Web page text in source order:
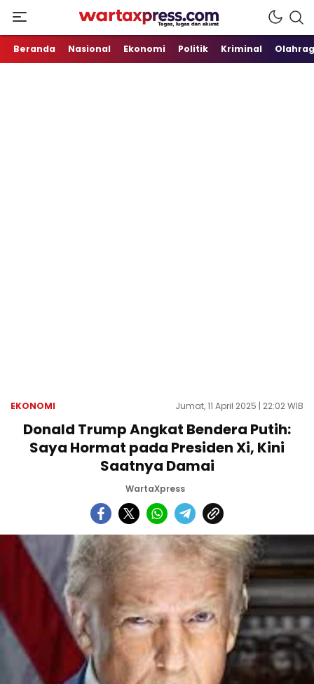
WartaXpress
Tegas, Lugas dan Akurat
Beranda Nasional Ekonomi Politik Kriminal
EKONOMI Jumat, 11 April 2025 | 22:02 WIB
Donald Trump Angkat Bendera Putih:
Saya Hormat pada Presiden Xi, Kini
Saatnya Damai
WartaXpress